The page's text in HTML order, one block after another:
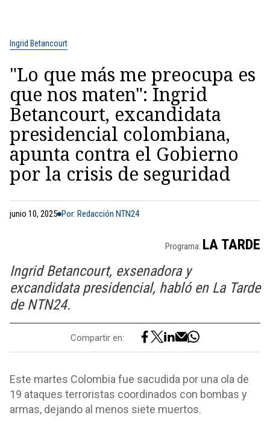
Ingrid Betancourt
"Lo que más me preocupa es
que nos maten": Ingrid
Betancourt, excandidata
presidencial colombiana,
apunta contra el Gobierno
por la crisis de seguridad
junio 10, 2025 Por: Redacción NTN24
Programa: LA TARDE
Ingrid Betancourt, exsenadora y
excandidata presidencial, habló en La Tarde
de NTN24.
Compartir en:
Este martes Colombia fue sacudida por una ola de
19 ataques terroristas coordinados con bombas y
armas, dejando al menos siete muertos.